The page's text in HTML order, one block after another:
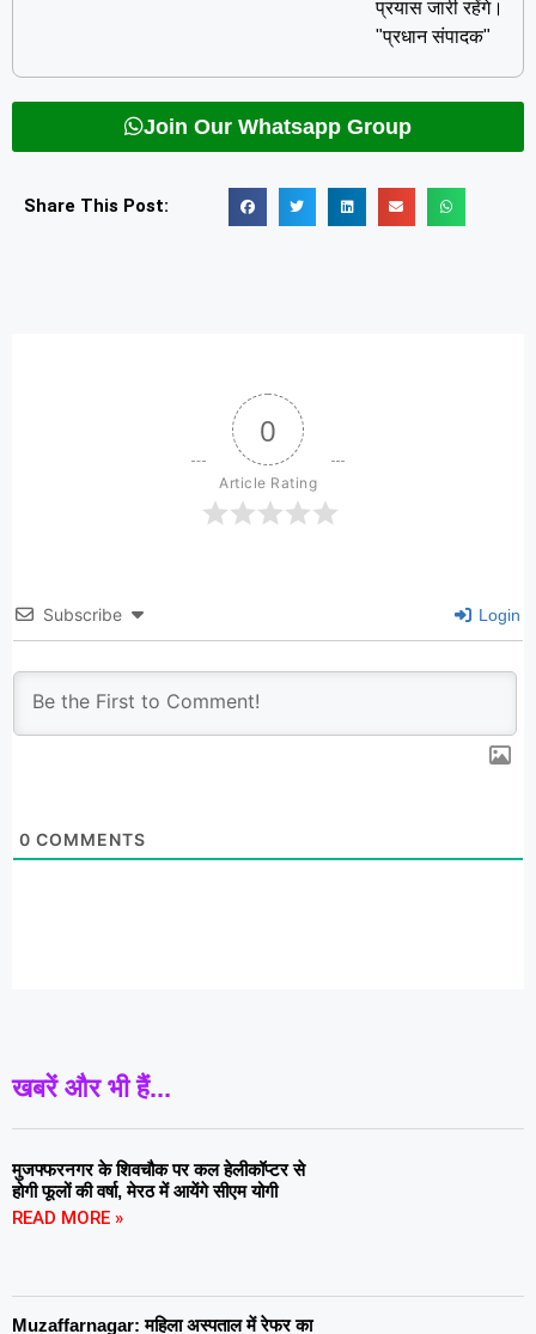
प्रयास जारी रहेंगे।
"प्रधान संपादक"
Join Our Whatsapp Group
Share This Post:
0
Article Rating
Subscribe Login
0 COMMENTS
खबरें और भी हैं...
मुजफ्फरनगर के शिवचौक पर कल हेलीकॉप्टर से
होगी फूलों की वर्षा, मेरठ में आयेंगे सीएम योगी
READ MORE »
Muzaffarnagar: महिला अस्पताल में रेफर का